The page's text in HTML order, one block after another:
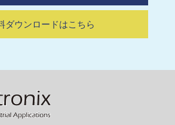
ダウンロードはこちら